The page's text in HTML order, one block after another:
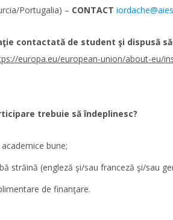
Portugalia) – CONTACT
contactată de student şi dispusă să
europa.eu/european-union/about-eu/
trebuie să îndeplinesc?
bune;
străină (engleză şi/sau franceză şi/sau
de finanţare.